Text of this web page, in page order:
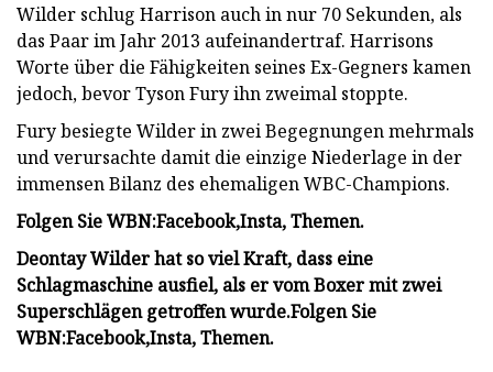
Wilder schlug Harrison auch in nur 70 Sekunden, als
das Paar im Jahr 2013 aufeinandertraf. Harrisons
Worte über die Fähigkeiten seines Ex-Gegners kamen
jedoch, bevor Tyson Fury ihn zweimal stoppte.
Fury besiegte Wilder in zwei Begegnungen mehrmals
und verursachte damit die einzige Niederlage in der
immensen Bilanz des ehemaligen WBC-Champions.
Folgen Sie WBN:Facebook,Insta, Themen.
Deontay Wilder hat so viel Kraft, dass eine
Schlagmaschine ausfiel, als er vom Boxer mit zwei
Superschlägen getroffen wurde.Folgen Sie
WBN:Facebook,Insta, Themen.